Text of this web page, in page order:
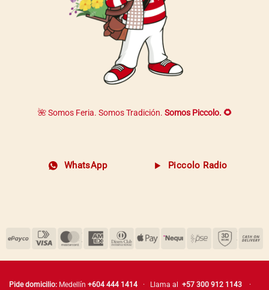
🌺 Somos Feria. Somos Tradición. Somos Piccolo. 🌻
WhatsApp Piccolo Radio
Pide domicilio: Medellín +604 444 1414 · Llama al +57 300 912 1143
·